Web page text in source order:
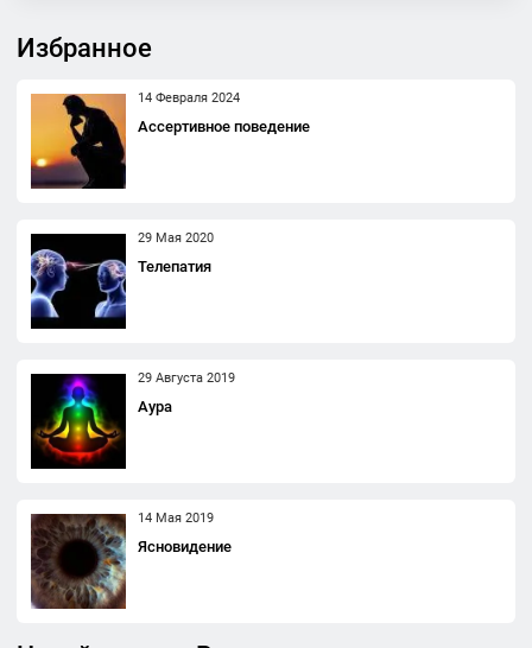
Избранное
14 Февраля 2024
Ассертивное поведение
29 Мая 2020
Телепатия
29 Августа 2019
Аура
14 Мая 2019
Ясновидение